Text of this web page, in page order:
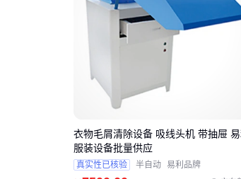
衣物毛屑清除设备 吸线头机 带抽屉 易
服装设备批量供应
真实性已核验 半自动 易利品牌